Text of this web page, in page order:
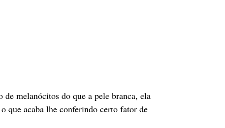
melanócitos do que a pele branca, ela
que acaba lhe conferindo certo fator de